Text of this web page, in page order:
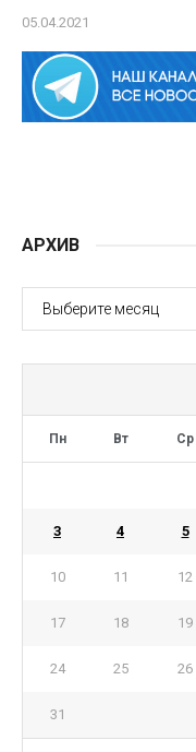
05.04.2021
АРХИВ
АРХИВ
Пн Вт Ср
3 4 5
10 11 12
17 18 19
24 25 26
31